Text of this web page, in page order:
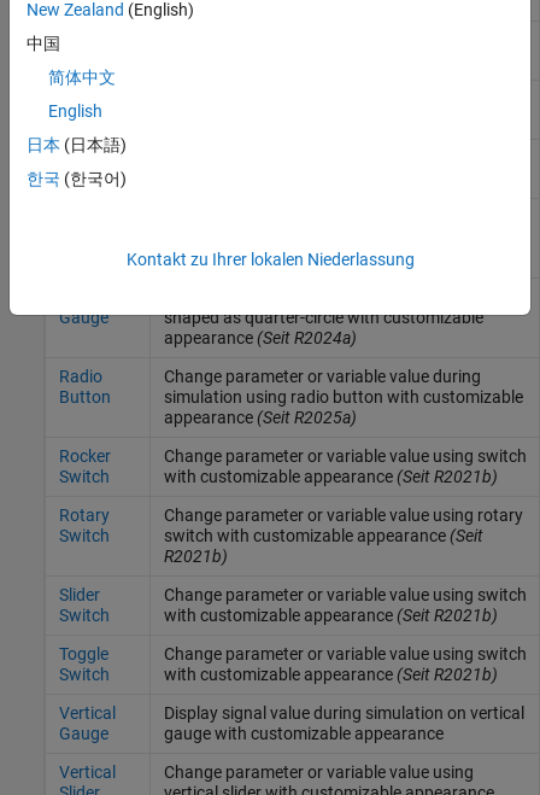
Horizontal
Lamp
R2021b)
Gauge
shaped as quarter-circle with customizable
appearance(Seit R2024a)
Radio
Button
Change parameter or variable value during
simulation using radio button with customizable
appearance(Seit R2025a)
Rocker
Switch
Change parameter or variable value using switch
with customizable appearance(Seit R2021b)
Rotary
Switch
Change parameter or variable value using rotary
switch with customizable appearance(Seit
R2021b)
Slider
Switch
Change parameter or variable value using switch
with customizable appearance(Seit R2021b)
Toggle
Switch
Change parameter or variable value using switch
with customizable appearance(Seit R2021b)
Vertical
Gauge
Display signal value during simulation on vertical
gauge with customizable appearance
Vertical
Change parameter or variable value using
New Zealand (English)
中国
简体中文
English
日本 (日本語)
한국 (한국어)
Kontakt zu Ihrer lokalen Niederlassung